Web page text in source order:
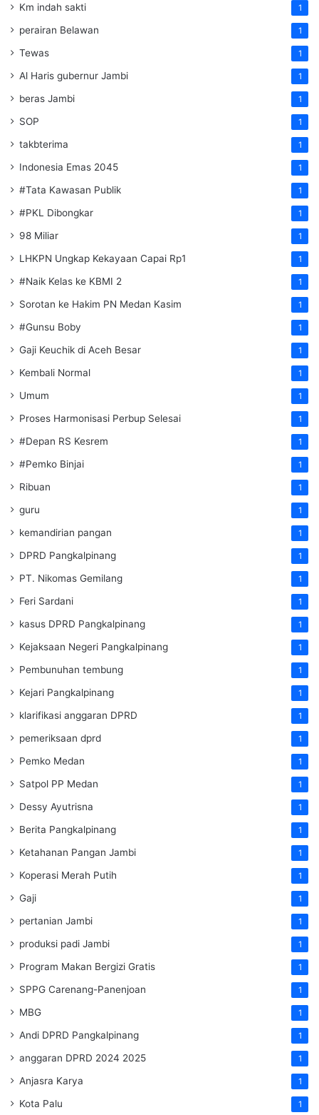
Km indah sakti 1
perairan Belawan 1
Tewas 1
Al Haris gubernur Jambi 1
beras Jambi 1
SOP 1
takbterima 1
Indonesia Emas 2045 1
#Tata Kawasan Publik 1
#PKL Dibongkar 1
98 Miliar 1
LHKPN Ungkap Kekayaan Capai Rp1 1
#Naik Kelas ke KBMI 2 1
Sorotan ke Hakim PN Medan Kasim 1
#Gunsu Boby 1
Gaji Keuchik di Aceh Besar 1
Kembali Normal 1
Umum 1
Proses Harmonisasi Perbup Selesai 1
#Depan RS Kesrem 1
#Pemko Binjai 1
Ribuan 1
guru 1
kemandirian pangan 1
DPRD Pangkalpinang 1
PT. Nikomas Gemilang 1
Feri Sardani 1
kasus DPRD Pangkalpinang 1
Kejaksaan Negeri Pangkalpinang 1
Pembunuhan tembung 1
Kejari Pangkalpinang 1
klarifikasi anggaran DPRD 1
pemeriksaan dprd 1
Pemko Medan 1
Satpol PP Medan 1
Dessy Ayutrisna 1
Berita Pangkalpinang 1
Ketahanan Pangan Jambi 1
Koperasi Merah Putih 1
Gaji 1
pertanian Jambi 1
produksi padi Jambi 1
Program Makan Bergizi Gratis 1
SPPG Carenang-Panenjoan 1
MBG 1
Andi DPRD Pangkalpinang 1
anggaran DPRD 2024 2025 1
Anjasra Karya 1
Kota Palu 1